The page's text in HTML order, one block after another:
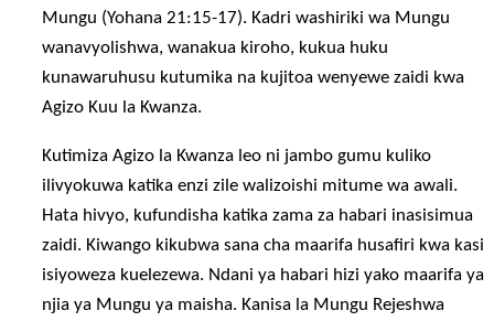
Mungu (Yohana 21:15-17). Kadri washiriki wa Mungu
wanavyolishwa, wanakua kiroho, kukua huku
kunawaruhusu kutumika na kujitoa wenyewe zaidi kwa
Agizo Kuu la Kwanza.
Kutimiza Agizo la Kwanza leo ni jambo gumu kuliko
ilivyokuwa katika enzi zile walizoishi mitume wa awali.
Hata hivyo, kufundisha katika zama za habari inasisimua
zaidi. Kiwango kikubwa sana cha maarifa husafiri kwa kasi
isiyoweza kuelezewa. Ndani ya habari hizi yako maarifa ya
njia ya Mungu ya maisha. Kanisa la Mungu Rejeshwa